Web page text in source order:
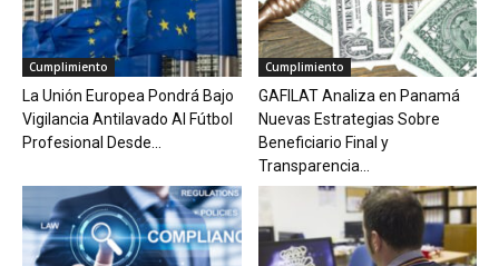
Cumplimiento
La Unión Europea Pondrá Bajo
Vigilancia Antilavado Al Fútbol
Profesional Desde...
Cumplimiento
GAFILAT Analiza en Panamá
Nuevas Estrategias Sobre
Beneficiario Final y
Transparencia...